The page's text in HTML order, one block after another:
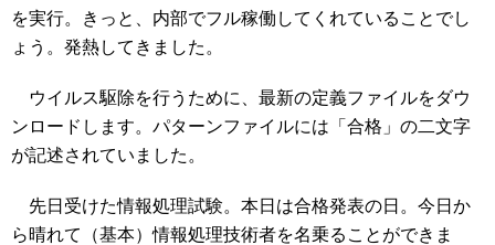
を実行。きっと、内部でフル稼働してくれていることでし
ょう。発熱してきました。
ウイルス駆除を行うために、最新の定義ファイルをダウ
ンロードします。パターンファイルには「合格」の二文字
が記述されていました。
先日受けた情報処理試験。本日は合格発表の日。今日か
ら晴れて（基本）情報処理技術者を名乗ることができま